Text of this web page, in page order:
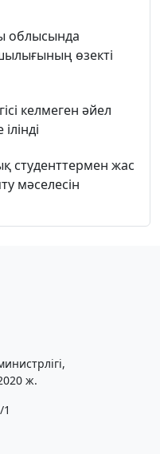
облысында
өзекті
келмеген әйел
студенттермен жас
мәселесін
ж.